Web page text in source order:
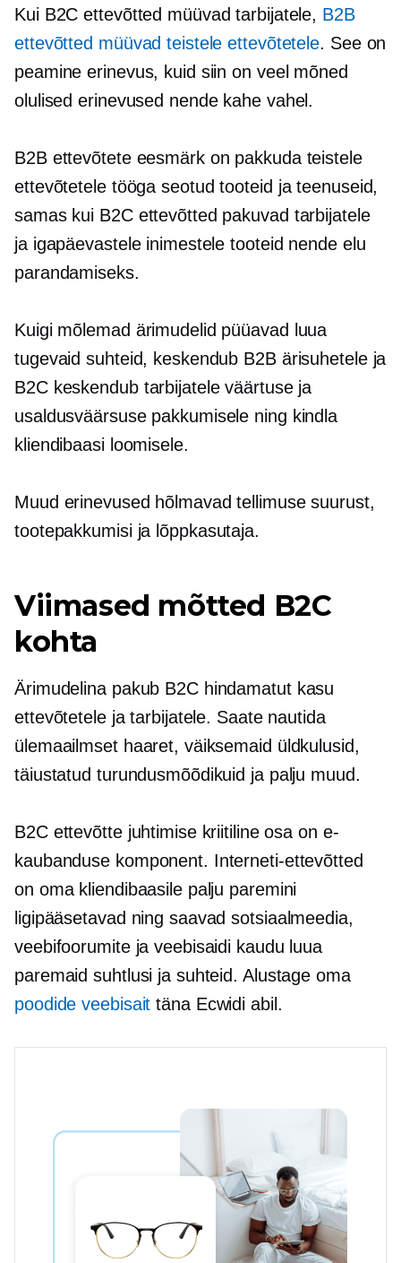
Kui B2C ettevõtted müüvad tarbijatele, B2B
ettevõtted müüvad teistele ettevõtetele. See on
peamine erinevus, kuid siin on veel mõned
olulised erinevused nende kahe vahel.
B2B ettevõtete eesmärk on pakkuda teistele
ettevõtetele tööga seotud tooteid ja teenuseid,
samas kui B2C ettevõtted pakuvad tarbijatele
ja igapäevastele inimestele tooteid nende elu
parandamiseks.
Kuigi mõlemad ärimudelid püüavad luua
tugevaid suhteid, keskendub B2B ärisuhetele ja
B2C keskendub tarbijatele väärtuse ja
usaldusväärsuse pakkumisele ning kindla
kliendibaasi loomisele.
Muud erinevused hõlmavad tellimuse suurust,
tootepakkumisi ja lõppkasutaja.
Viimased mõtted B2C
kohta
Ärimudelina pakub B2C hindamatut kasu
ettevõtetele ja tarbijatele. Saate nautida
ülemaailmset haaret, väiksemaid üldkulusid,
täiustatud turundusmõõdikuid ja palju muud.
B2C ettevõtte juhtimise kriitiline osa on e-
kaubanduse komponent. Interneti-ettevõtted
on oma kliendibaasile palju paremini
ligipääsetavad ning saavad sotsiaalmeedia,
veebifoorumite ja veebisaidi kaudu luua
paremaid suhtlusi ja suhteid. Alustage oma
poodide veebisait täna Ecwidi abil.